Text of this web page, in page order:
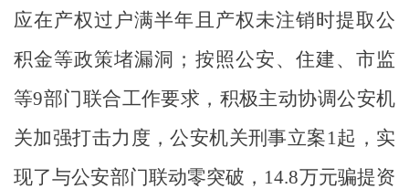
应在产权过户满半年且产权未注销时提取公
积金等政策堵漏洞； 按照公安、住建、市监
等9部门联合工作要求，积极主动协调公安机
关加强打击力度，公安机关刑事立案1起 ，实
现了与公安部门联动零突破， 14.8万元骗提资